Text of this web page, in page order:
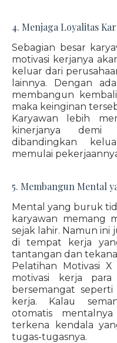
4. Menjaga Loyalitas
Sebagian besar
motivasi kerjanya
keluar dari
lainnya. Dengan
membangun
maka keinginan
Karyawan lebih
kinerjanya demi
dibandingkan
memulai
5. Membangun Mental
Mental yang buruk
karyawan memang
sejak lahir. Namun ini
di tempat kerja
tantangan dan
Pelatihan Motivasi
motivasi kerja
bersemangat
kerja. Kalau
otomatis
terkena kendala
tugas-tugasnya.